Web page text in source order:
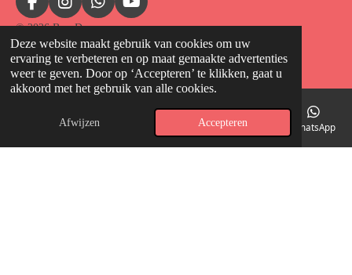
Deze website maakt gebruik van cookies om uw
ervaring te verbeteren en op maat gemaakte advertenties
weer te geven. Door op ‘Accepteren’ te klikken, gaat u
akkoord met het gebruik van alle cookies.
Afwijzen Accepteren
F
a
e
I
n
s
g
m
W
h
a
A
p
Y
o
u
© 2026 BeauDermo
Powered byJouwWeb
E-mailadres Telefoonnummer Kaart Facebook WhatsApp